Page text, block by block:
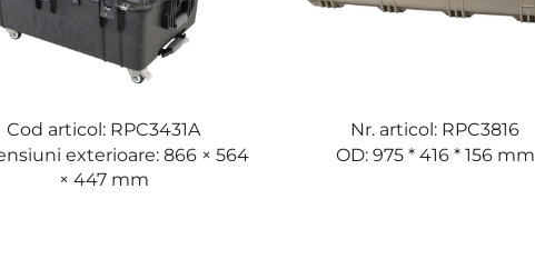
Cod articol: RPC3431A
exterioare: 866 × 564
× 447 mm
Nr. articol: RPC3816
OD: 975 * 416 * 156 mm